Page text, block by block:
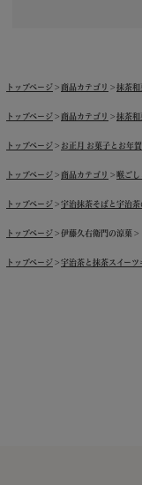
トップページ 商品カテゴリ 抹茶和
トップページ 商品カテゴリ 抹茶和
トップページ お正月 お菓子とお年
トップページ 商品カテゴリ 喉ご
トップページ 宇治抹茶そばと宇治茶
トップページ 伊藤久右衛門の涼菓
トップページ 宇治茶と抹茶スイーツ